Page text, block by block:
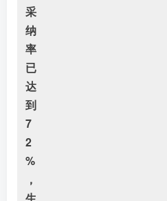
采
纳
率
已
达
到
7
2
%
，